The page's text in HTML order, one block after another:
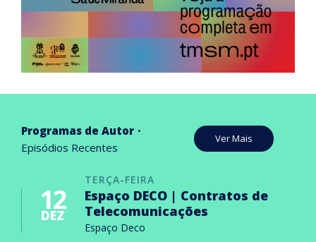
Programas de Autor
Episódios Recentes
Ver Mais
TERÇA-FEIRA
12
DEZ
Espaço DECO | Contratos de
Telecomunicações
Espaço Deco